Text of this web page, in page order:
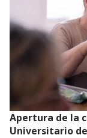
Apertura de la
Universitario